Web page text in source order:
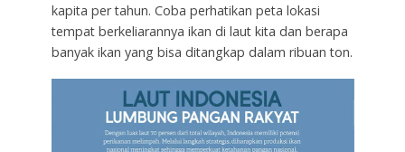
kapita per tahun. Coba perhatikan peta lokasi
tempat berkeliarannya ikan di laut kita dan berapa
banyak ikan yang bisa ditangkap dalam ribuan ton.